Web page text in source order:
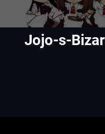
Jojo-s-